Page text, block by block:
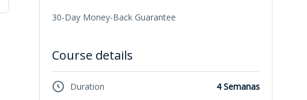
30-Day Money-Back Guarantee
Course details
Duration 4 Semanas